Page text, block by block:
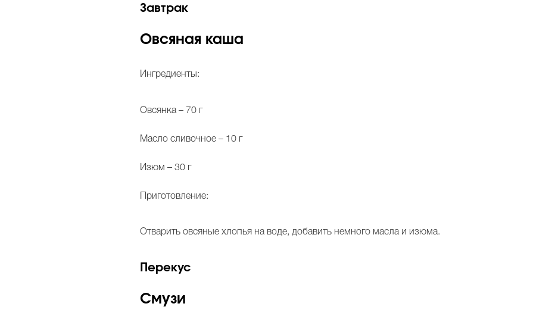
Завтрак
Овсяная каша
Ингредиенты:
Овсянка – 70 г
Масло сливочное – 10 г
Изюм – 30 г
Приготовление:
Отварить овсяные хлопья на воде, добавить немного масла и изюма.
Перекус
Смузи